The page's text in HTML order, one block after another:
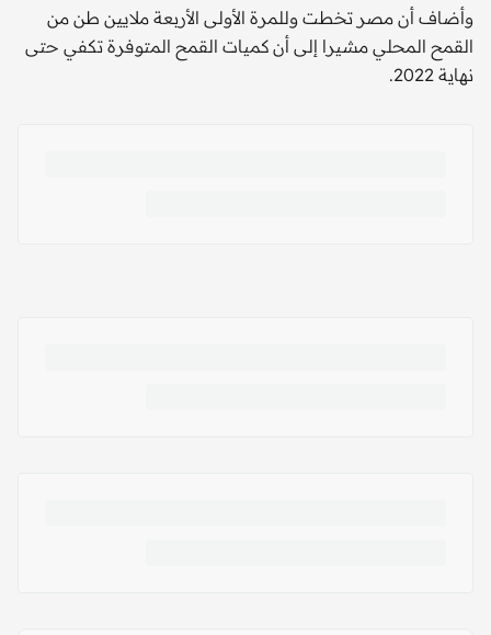
وأضاف أن مصر تخطت وللمرة الأولى الأربعة ملايين طن من
القمح المحلي مشيرا إلى أن كميات القمح المتوفرة تكفي حتى
نهاية 2022.